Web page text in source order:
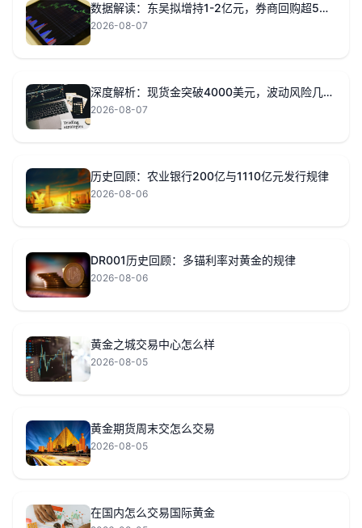
数据解读：东吴拟增持1-2亿元，券商回购超5亿元意味着？
2026-08-07
深度解析：现货金突破4000美元，波动风险几何？
2026-08-07
历史回顾：农业银行200亿与1110亿元发行规律
2026-08-06
DR001历史回顾：多锚利率对黄金的规律
2026-08-06
黄金之城交易中心怎么样
2026-08-05
黄金期货周末交怎么交易
2026-08-05
在国内怎么交易国际黄金